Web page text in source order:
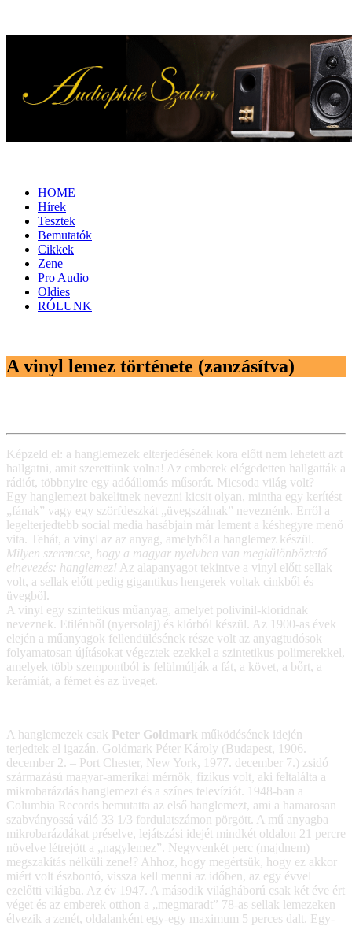
HOME
Hírek
Tesztek
Bemutatók
Cikkek
Zene
Pro Audio
Oldies
RÓLUNK
A vinyl lemez története (zanzásítva)
Képzeld el: a hanglemezek elterjedésének kora előtt nem lehetett azt
hallgatni, amit szerettünk volna! Az emberek elégedetten hallgatták a
rádiót, többnyire egy adóállomás műsorát. Micsoda világ volt?
Egy hanglemezt bakelitnek nevezni kicsit olyan, mintha egy kerítést
„fának” vagy egy szörfdeszkát „üvegszálnak” neveznénk. Erről a
legelterjedtebb social media hasábjain már lement a késhegyre menő
vita. Tehát, a vinyl az az anyag, amelyből a hanglemez készül.
Milyen szerencse, hogy a magyar nyelvben van megkülönböztető
elnevezés: hanglemez! Az alapanyagot tekintve a vinyl előtt sellak
volt, a sellak előtt pedig gigantikus hengerek voltak cinkből és
üvegből.
A vinyl egy szintetikus műanyag, amelyet polivinil-kloridnak
neveznek. Etilénből (nyersolaj) és klórból készül. Az 1900-as évek
elején a műanyagok fellendülésének része volt az anyagtudósok
folyamatosan újításokat végeztek ezekkel a szintetikus polimerekkel,
amelyek több szempontból is felülmúlják a fát, a követ, a bőrt, a
kerámiát, a fémet és az üveget.
A hanglemezek csak Peter Goldmark működésének idején
terjedtek el igazán. Goldmark Péter Károly (Budapest, 1906.
december 2. – Port Chester, New York, 1977. december 7.) zsidó
származású magyar-amerikai mérnök, fizikus volt, aki feltalálta a
mikrobarázdás hanglemezt és a színes televíziót. 1948-ban a
Columbia Records bemutatta az első hanglemezt, ami a hamarosan
szabványossá váló 33 1/3 fordulatszámon pörgött. A mű anyagba
mikrobarázdákat préselve, lejátszási idejét mindkét oldalon 21 percre
növelve létrejött a „nagylemez”. Negyvenkét perc (majdnem)
megszakítás nélküli zene!? Ahhoz, hogy megértsük, hogy ez akkor
miért volt észbontó, vissza kell menni az időben, az egy évvel
ezelőtti világba. Az év 1947. A második világháború csak két éve ért
véget és az emberek otthon a „megmaradt” 78-as sellak lemezeken
élvezik a zenét, oldalanként egy-egy maximum 5 perces dalt. Egy-